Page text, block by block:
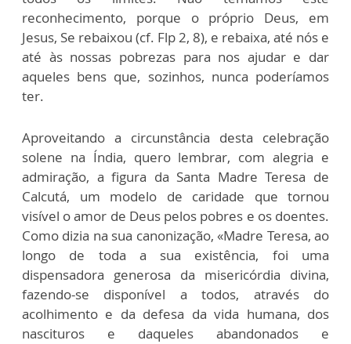
reconhecimento, porque o próprio Deus, em
Jesus, Se rebaixou (cf. Flp 2, 8), e rebaixa, até nós e
até às nossas pobrezas para nos ajudar e dar
aqueles bens que, sozinhos, nunca poderíamos
ter.
Aproveitando a circunstância desta celebração
solene na Índia, quero lembrar, com alegria e
admiração, a figura da Santa Madre Teresa de
Calcutá, um modelo de caridade que tornou
visível o amor de Deus pelos pobres e os doentes.
Como dizia na sua canonização, «Madre Teresa, ao
longo de toda a sua existência, foi uma
dispensadora generosa da misericórdia divina,
fazendo-se disponível a todos, através do
acolhimento e da defesa da vida humana, dos
nascituros e daqueles abandonados e